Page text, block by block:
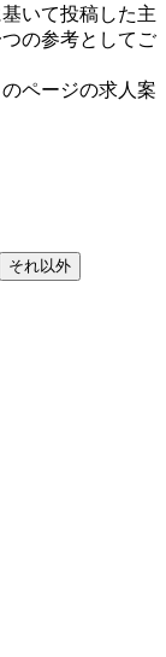
いて投稿した主
の参考としてご
ページの求人案
それ以外